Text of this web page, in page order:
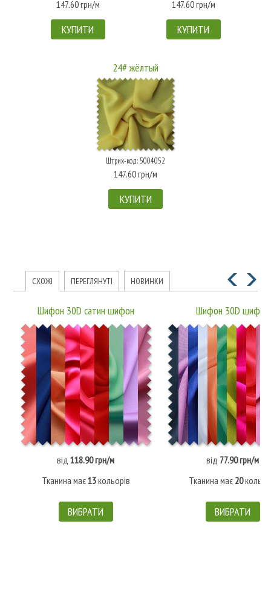
147.60 грн/м
КУПИТИ
147.60 грн/м
КУПИТИ
24# жёлтый
Штрих-код: 5004052
147.60 грн/м
КУПИТИ
СХОЖІ ПЕРЕГЛЯНУТІ НОВИНКИ
Шифон 30D сатин шифон
від118.90 грн/м
Тканина має13кольорів
ВИБРАТИ
Шифон 30D шифон
від 77.90 грн/м
Тканина має 20
ВИБРАТИ